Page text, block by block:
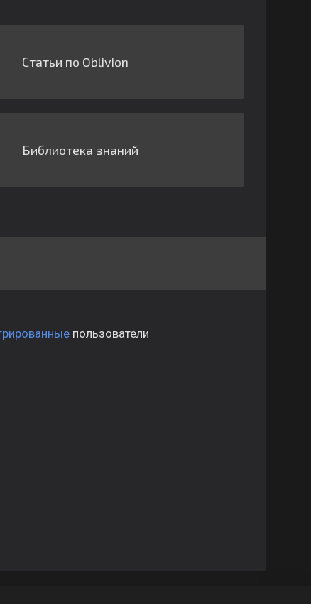
Статьи по Oblivion
Библиотека знаний
пользователи